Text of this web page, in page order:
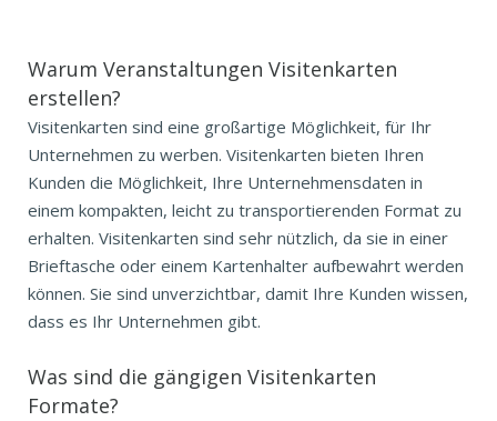
Warum Veranstaltungen Visitenkarten
erstellen?
Visitenkarten sind eine großartige Möglichkeit, für Ihr
Unternehmen zu werben. Visitenkarten bieten Ihren
Kunden die Möglichkeit, Ihre Unternehmensdaten in
einem kompakten, leicht zu transportierenden Format zu
erhalten. Visitenkarten sind sehr nützlich, da sie in einer
Brieftasche oder einem Kartenhalter aufbewahrt werden
können. Sie sind unverzichtbar, damit Ihre Kunden wissen,
dass es Ihr Unternehmen gibt.
Was sind die gängigen Visitenkarten
Formate?